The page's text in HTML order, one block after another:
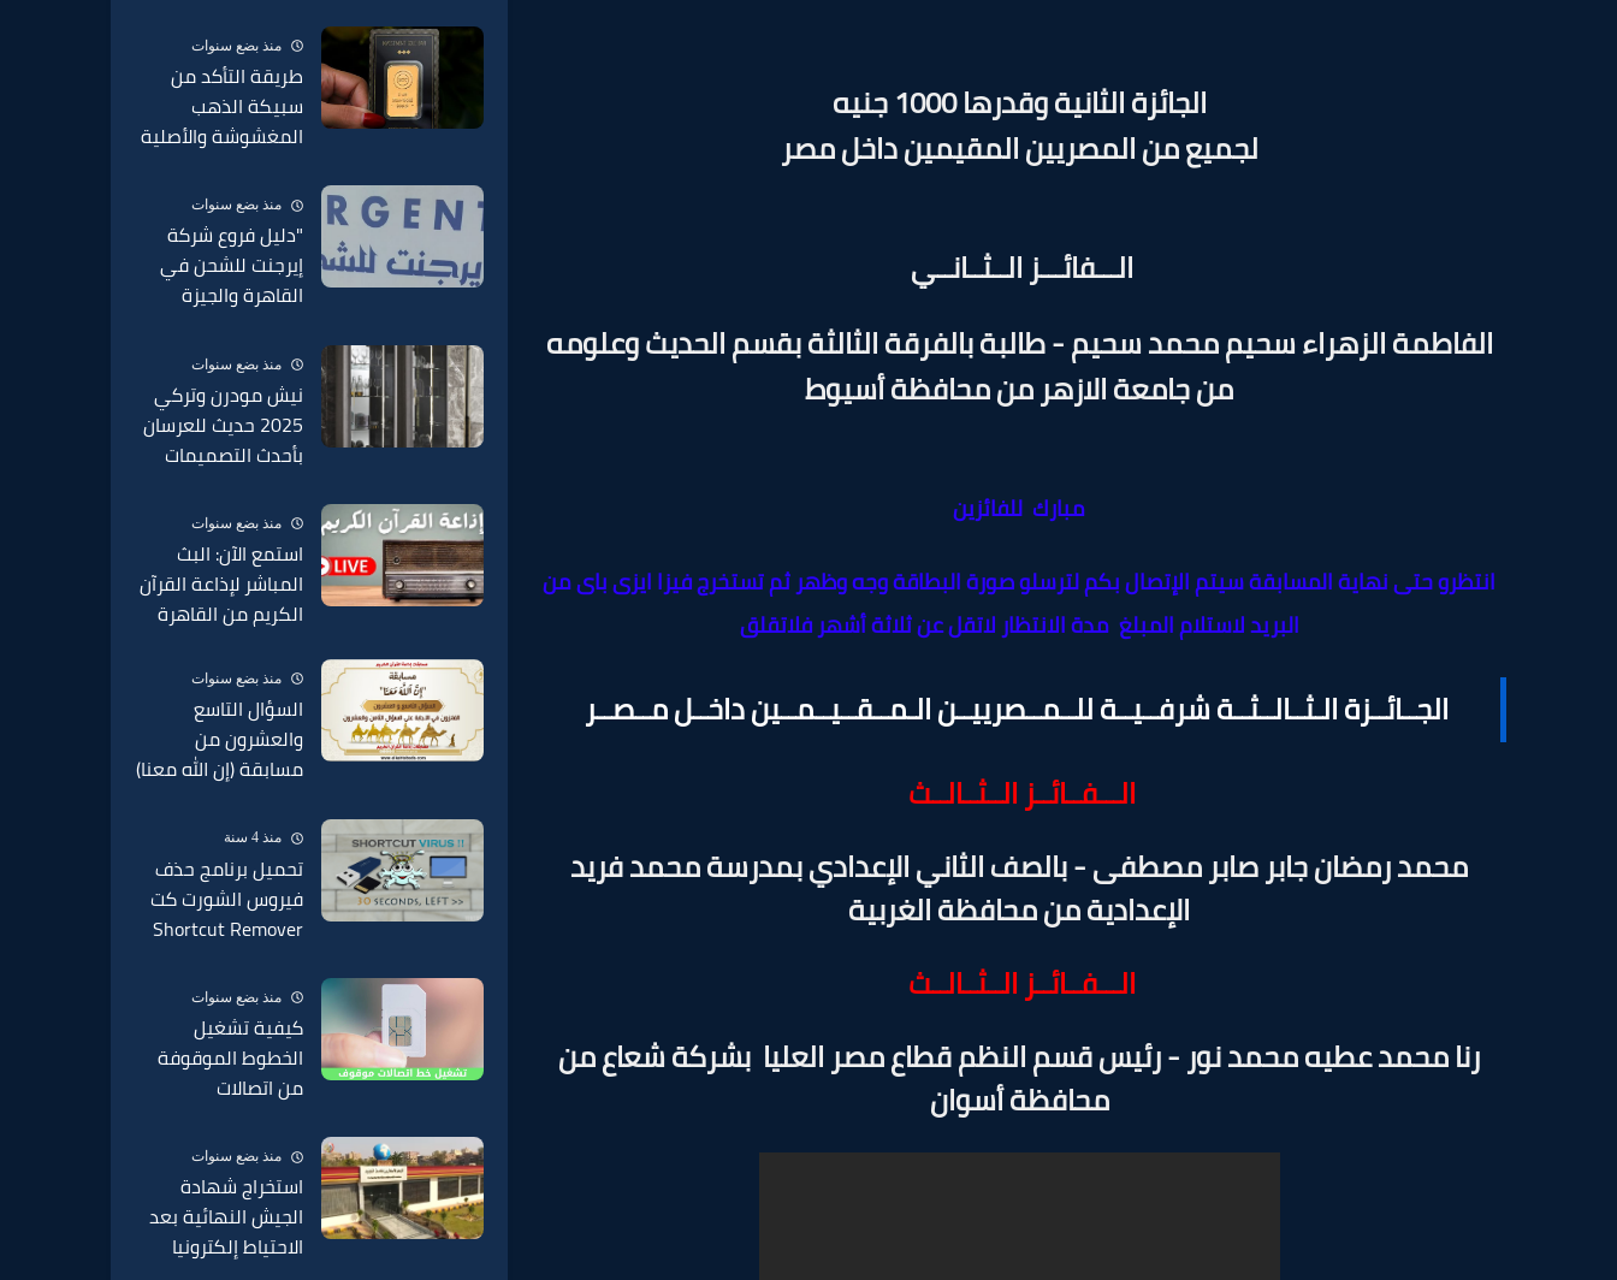
الجائزة الثانية وقدرها 1000 جنيه
لجميع من المصريين المقيمين داخل مصر
الـــفائـــز الــثــانــي
الفاطمة الزهراء سحيم محمد سحيم - طالبة بالفرقة الثالثة بقسم الحديث وعلومه
من جامعة الازهر من محافظة أسيوط
مبارك للفائزين
انتظرو حتى نهاية المسابقة سيتم الإتصال بكم لترسلو صورة البطاقة وجه وظهر ثم تستخرج فيزا ايزى باى من
البريد لاستلام المبلغمدة الانتظار لاتقل عن ثلاثة أشهر فلاتقلق
الجــائــزة الـثــالــثــة شرفــيــة للــمــصرييــن الـمــقــيــمــين داخــل مــصــر
الـــفــائــز الــثــالــث
محمد رمضان جابر صابر مصطفى - بالصف الثاني الإعدادي بمدرسة محمد فريد
الإعدادية من محافظة الغربية
الـــفــائــز الــثــالــث
رنا محمد عطيه محمد نور - رئيس قسم النظم قطاع مصر العليا بشركة شعاع من
محافظة أسوان
منذ بضع سنوات
طريقة التأكد من
سبيكة الذهب
المغشوشة والأصلية
عنها وطريقة مكان
الدمغة في السبائك
2025
منذ بضع سنوات
"دليل فروع شركة
إيرجنت للشحن في
القاهرة والجيزة
2025 – عناوين
وأرقام التواصل"
منذ بضع سنوات
نيش مودرن وتركي
2025 حديث للعرسان
بأحدث التصميمات
منذ بضع سنوات
استمع الآن: البث
المباشر لإذاعة القرآن
الكريم من القاهرة
منذ بضع سنوات
السؤال التاسع
والعشرون من
مسابقة (إن الله معنا)
من القاهرة
منذ 4 سنة
تحميل برنامج حذف
فيروس الشورت كت
Shortcut Remover
منذ بضع سنوات
كيفية تشغيل
الخطوط الموقوفة
من اتصالات
موقوف من الخدمة
2025
منذ بضع سنوات
استخراج شهادة
الجيش النهائية بعد
الاحتياط إلكترونيا